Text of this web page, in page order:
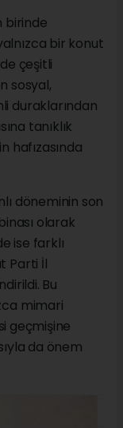
birinde
bir konut
çeşitli
sosyal,
duraklarından
tanıklık
hafızasında
döneminin son
olarak
ise farklı
Parti İl
Bu
mimari
geçmişine
da önem